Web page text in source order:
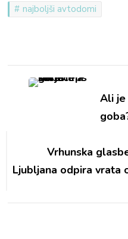
najboljši avtodomi
Navigacija
Ali je
Vrhunska
Ljubljana odpira vrata